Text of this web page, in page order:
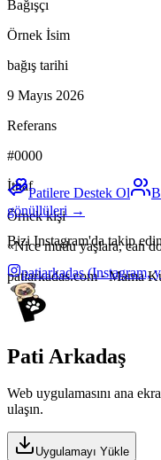
Bağışçı
Örnek İsim
bağış tarihi
9 Mayıs 2026
Referans
#0000
İthaf
Örnek kişi
«Nice mutlu yaşlara, can
patiarkadas.com · Mama
Patilere Destek Ol
gönüllüleri →
Bizi Instagram'da takip edin
patiarkadas(Instagram,
Pati Arkadaş
Web uygulamasını ana
ulaşın.
Uygulamayı Yükle